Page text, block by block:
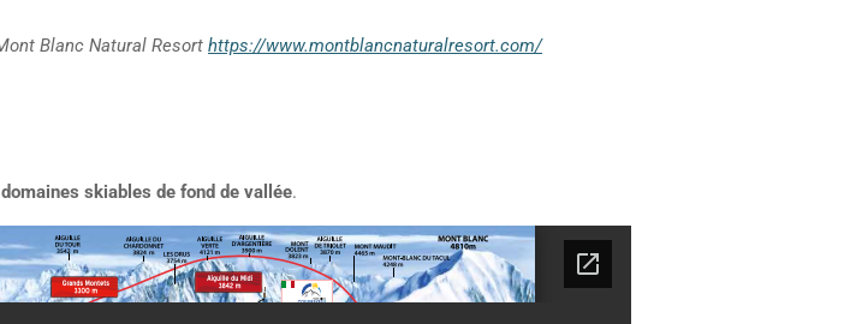
Blanc Natural Resort https://www.montblancnaturalresort.com/
skiables de fond de vallée.